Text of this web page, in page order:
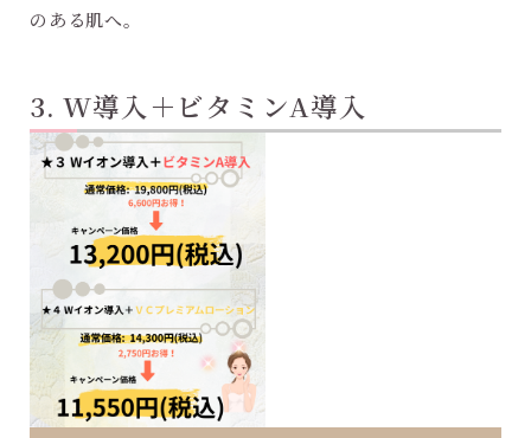
のある肌へ。
3. W導入＋ビタミンA導入